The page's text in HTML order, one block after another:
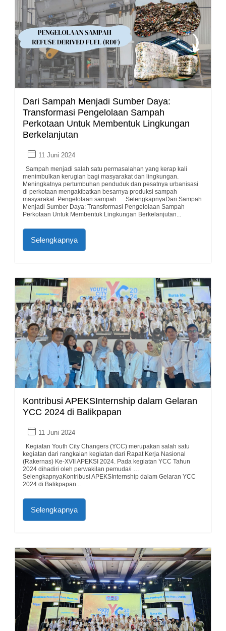
Dari Sampah Menjadi Sumber Daya:
Transformasi Pengelolaan Sampah
Perkotaan Untuk Membentuk Lingkungan
Berkelanjutan
11 Juni 2024
Sampah menjadi salah satu permasalahan yang kerap kali
menimbulkan kerugian bagi masyarakat dan lingkungan.
Meningkatnya pertumbuhan penduduk dan pesatnya urbanisasi
di perkotaan mengakibatkan besarnya produksi sampah
masyarakat. Pengelolaan sampah … SelengkapnyaDari Sampah
Menjadi Sumber Daya: Transformasi Pengelolaan Sampah
Perkotaan Untuk Membentuk Lingkungan Berkelanjutan...
Selengkapnya
Kontribusi APEKSInternship dalam Gelaran
YCC 2024 di Balikpapan
11 Juni 2024
Kegiatan Youth City Changers (YCC) merupakan salah satu
kegiatan dari rangkaian kegiatan dari Rapat Kerja Nasional
(Rakernas) Ke-XVII APEKSI 2024. Pada kegiatan YCC Tahun
2024 dihadiri oleh perwakilan pemuda/i …
SelengkapnyaKontribusi APEKSInternship dalam Gelaran YCC
2024 di Balikpapan...
Selengkapnya